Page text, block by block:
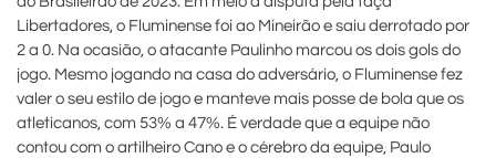
Libertadores, o Fluminense foi ao Mineirão e saiu derrotado por
2 a 0. Na ocasião, o atacante Paulinho marcou os dois gols do
jogo. Mesmo jogando na casa do adversário, o Fluminense fez
valer o seu estilo de jogo e manteve mais posse de bola que os
atleticanos, com 53% a 47%. É verdade que a equipe não
contou com o artilheiro Cano e o cérebro da equipe, Paulo